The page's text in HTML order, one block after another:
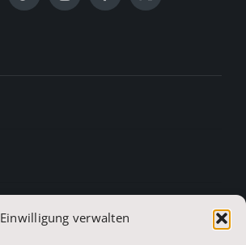
Einwilligung verwalten